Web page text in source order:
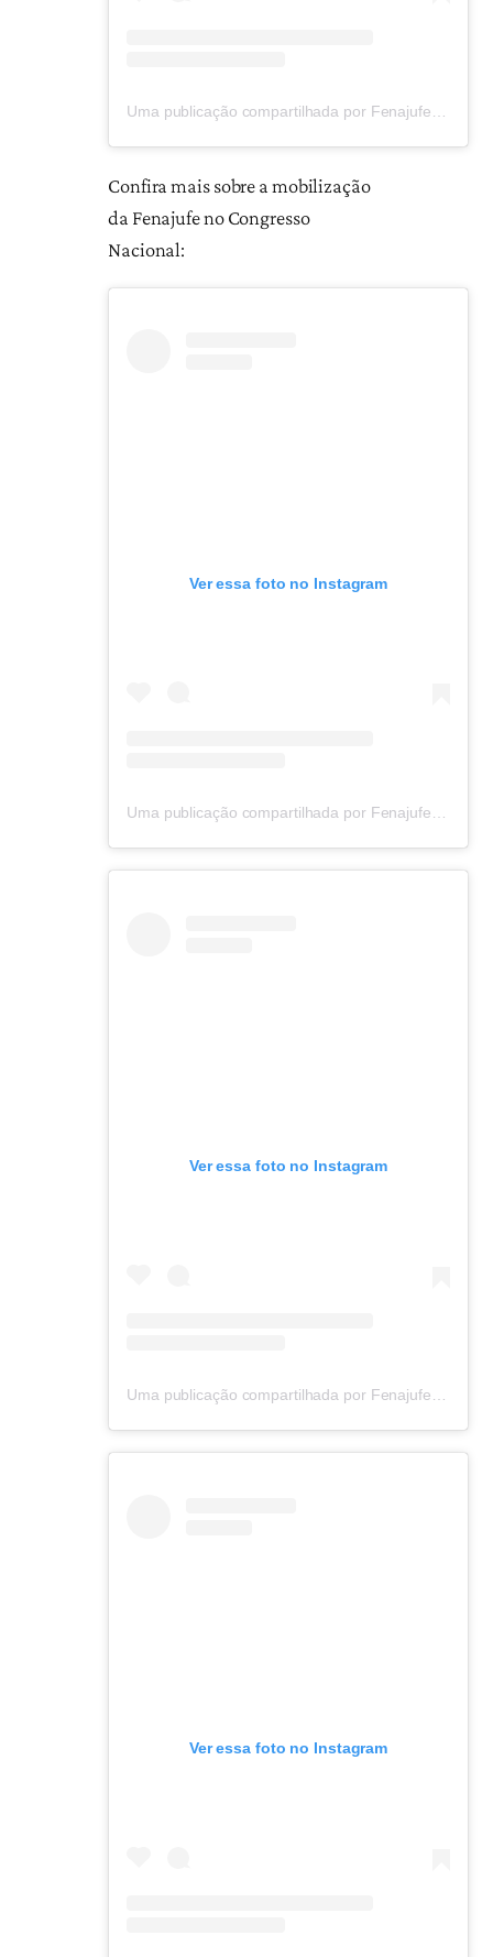
Confira mais sobre a mobilização
da Fenajufe no Congresso
Nacional:
Ver essa foto no Instagram
Ver essa foto no Instagram
Uma publicação compartilhada por Fenajufe (@fenajufe)
Ver essa foto no Instagram